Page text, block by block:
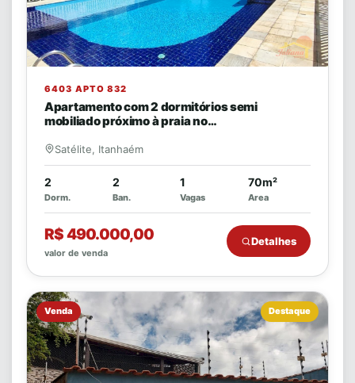
6403 APTO 832
Apartamento com 2 dormitórios semi
mobiliado próximo à praia no…
Satélite, Itanhaém
2
Dorm.
2
Ban.
1
Vagas
70m²
Area
R$ 490.000,00
valor de venda
Detalhes
Venda Destaque